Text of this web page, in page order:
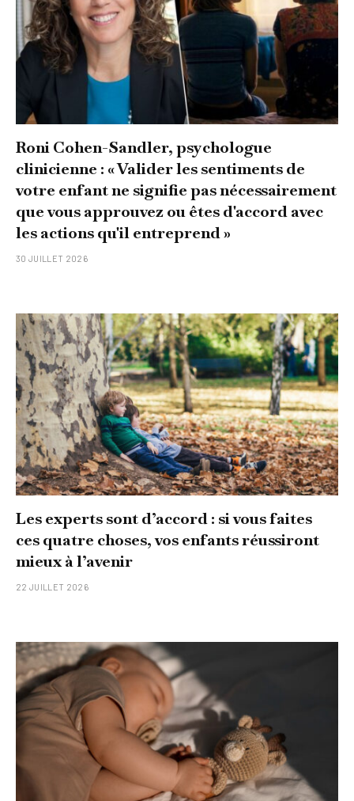
Roni Cohen-Sandler, psychologue
clinicienne : « Valider les sentiments de
votre enfant ne signifie pas nécessairement
que vous approuvez ou êtes d'accord avec
les actions qu'il entreprend »
30 JUILLET 2026
Les experts sont d’accord : si vous faites
ces quatre choses, vos enfants réussiront
mieux à l’avenir
22 JUILLET 2026